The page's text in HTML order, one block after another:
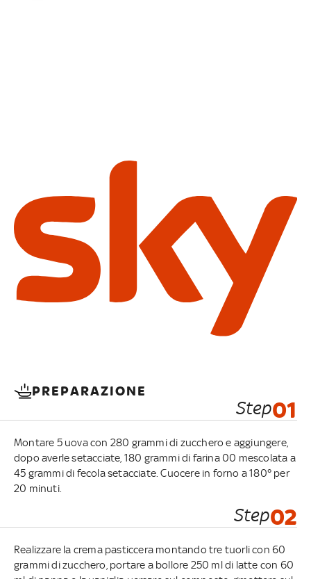
PREPARAZIONE
Step01
Montare 5 uova con 280 grammi di zucchero e aggiungere,
dopo averle setacciate, 180 grammi di farina 00 mescolata a
45 grammi di fecola setacciate. Cuocere in forno a 180° per
20 minuti.
Step02
Realizzare la crema pasticcera montando tre tuorli con 60
grammi di zucchero, portare a bollore 250 ml di latte con 60